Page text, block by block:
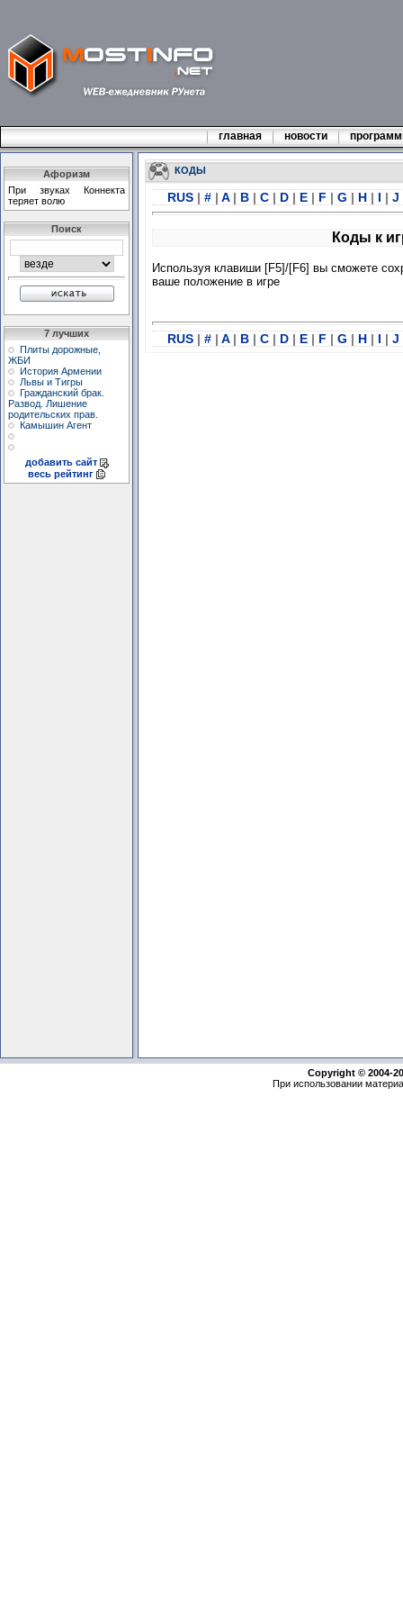
главная новости
Афоризм
Пpи звyках Коннекта
теpяет волю
Поиск
7 лучших
Плиты дорожные,
ЖБИ
История Армении
Львы и Тигры
Гражданский брак.
Развод. Лишение
родительских прав.
Камышин Агент
добавить сайт
весь рейтинг
КОДЫ
RUS | # | A | B | C | D | E | F | G | H | I | J
Коды к
Используя клавиши [F5]/[F6] вы сможете
ваше положение в игре
RUS | # | A | B | C | D | E | F | G | H | I | J
Copyright © 2004-
При использовании